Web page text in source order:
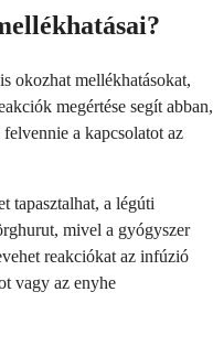
okozhat mellékhatásokat,
megértése segít abban,
a kapcsolatot az
tapasztalhat, a légúti
mivel a gyógyszer
reakciókat az infúzió
vagy az enyhe